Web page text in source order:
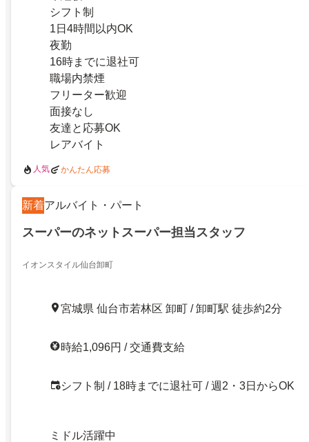
シフト制
1日4時間以内OK
夜勤
16時までに退社可
職場内禁煙
フリーター歓迎
面接なし
友達と応募OK
レアバイト
人気 かんたん応募
新着アルバイト・パート
スーパーのネットスーパー担当スタッフ
イオンスタイル仙台卸町
宮城県 仙台市若林区 卸町 / 卸町駅 徒歩約2分
時給1,096円 / 交通費支給
シフト制 / 18時までに退社可 / 週2・3日からOK
ミドル活躍中